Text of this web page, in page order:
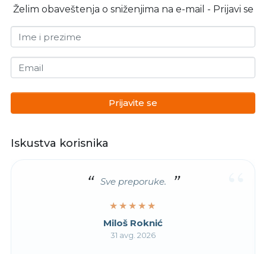
Želim obaveštenja o sniženjima na e-mail - Prijavi se
Ime i prezime
Email
Prijavite se
Iskustva korisnika
Sve preporuke.
★★★★★
★★★★★
Miloš Roknić
31 avg. 2026